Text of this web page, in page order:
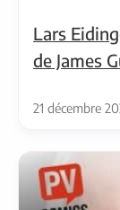
Lars
de James
21 décembre